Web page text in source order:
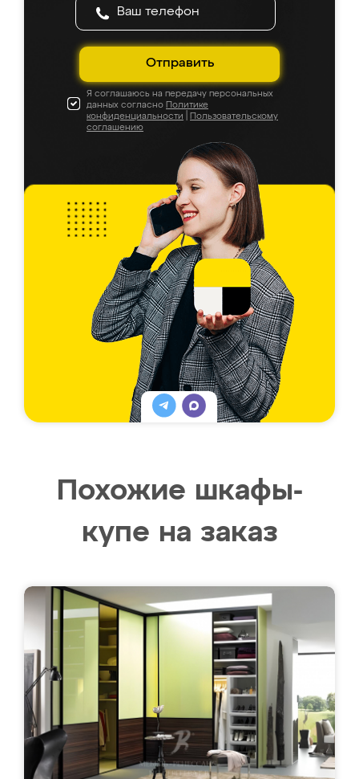
Отправить
Я соглашаюсь на передачу персональных
данных согласно Политике
конфиденциальности
Пользовательскому
соглашению
Похожие шкафы-
купе на заказ